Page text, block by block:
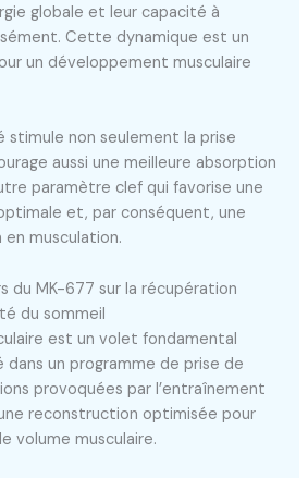
globale et leur capacité à
Cette dynamique est un
un développement musculaire
non seulement la prise
aussi une meilleure absorption
paramètre clef qui favorise une
et, par conséquent, une
en musculation.
du MK-677 sur la récupération
du sommeil
est un volet fondamental
un programme de prise de
provoquées par l’entraînement
reconstruction optimisée pour
volume musculaire.